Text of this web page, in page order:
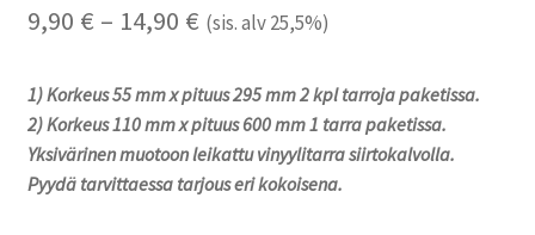
Kassa
9,90 € – 14,90 €Hintaluokka:
-
14,90 €
(sis. alv 25,5%)
1) Korkeus 55 mm x pituus 295 mm 2 kpl tarroja paketissa.
2) Korkeus 110 mm x pituus 600 mm 1 tarra paketissa.
Yksivärinen muotoon leikattu vinyylitarra siirtokalvolla.
Pyydä tarvittaessa tarjous eri kokoisena.